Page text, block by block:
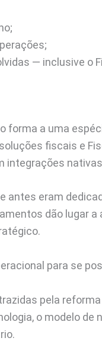
— inclusive o
a uma
fiscais e
integrações
antes eram
dão lugar
para se
pela
o modelo